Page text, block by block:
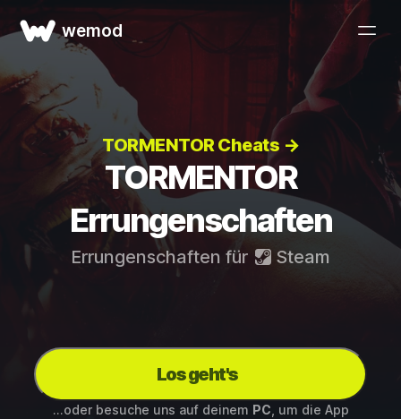
wemod
TORMENTOR Cheats →
TORMENTOR
Errungenschaften
Errungenschaften für Steam
Los geht's
...oder besuche uns auf deinem PC , um die App